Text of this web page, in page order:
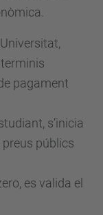
terminis
pagament
s’inicia
preus públics
es valida el